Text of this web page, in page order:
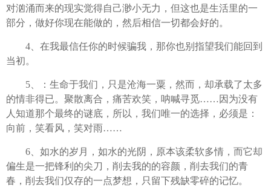
对汹涌而来的现实觉得自己渺小无力，但这也是生活里的一
部分，做好你现在能做的，然后相信一切都会好的。
4、在我最信任你的时候骗我，那你也别指望我们能回到
当初。
5、：生命于我们，只是沧海一粟，然而，却承载了太多
的情非得已。聚散离合，痛苦欢笑，呐喊寻觅……因为没有
人知道那个最终的谜底，所以，我们唯一的选择，必须是：
向前，笑看风，笑对雨……
6、如水的岁月，如水的光阴，原本该柔软多情，而它却
偏生是一把锋利的尖刀，削去我的的容颜，削去我们的青
春，削去我们仅存的一点梦想，只留下残缺零碎的记忆。